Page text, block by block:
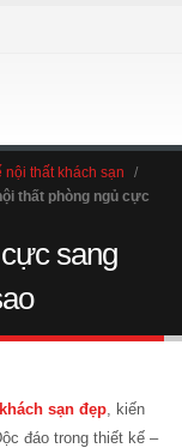
nội thất khách sạn
/
thất phòng ngủ cực
sang
sạn đẹp , kiến
đáo trong thiết kế –